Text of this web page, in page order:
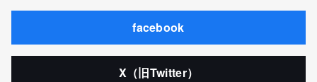
facebook
X（旧Twitter）